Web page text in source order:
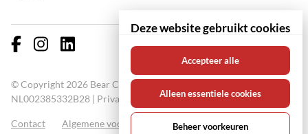
© Copyright 2026 Bear Cinema Rentals KVK: 67000711 BTW:
NL002385332B28 | Privacy policy
Contact Algemene voorwaarden FAQ
Deze website gebruikt cookies
Accepteer alle
Alleen essentiele cookies
Beheer voorkeuren